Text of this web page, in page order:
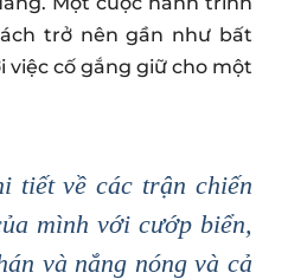
trở nên gần như bất
việc cố gắng giữ cho một
tiết về các trận chiến
mình với cướp biển,
và nắng nóng và cả